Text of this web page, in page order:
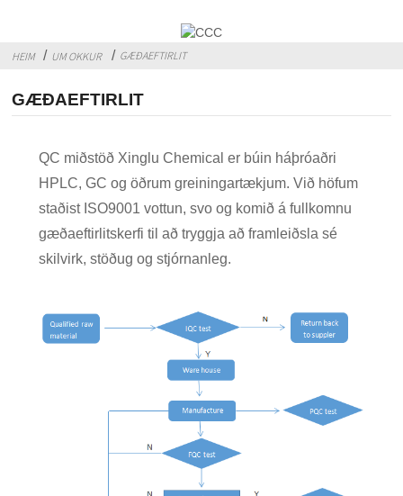
HEIM UM OKKUR GÆÐAEFTIRLIT
GÆÐAEFTIRLIT
QC miðstöð Xinglu Chemical er búin háþróaðri
HPLC, GC og öðrum greiningartækjum. Við höfum
staðist ISO9001 vottun, svo og komið á fullkomnu
gæðaeftirlitskerfi til að tryggja að framleiðsla sé
skilvirk, stöðug og stjórnanleg.